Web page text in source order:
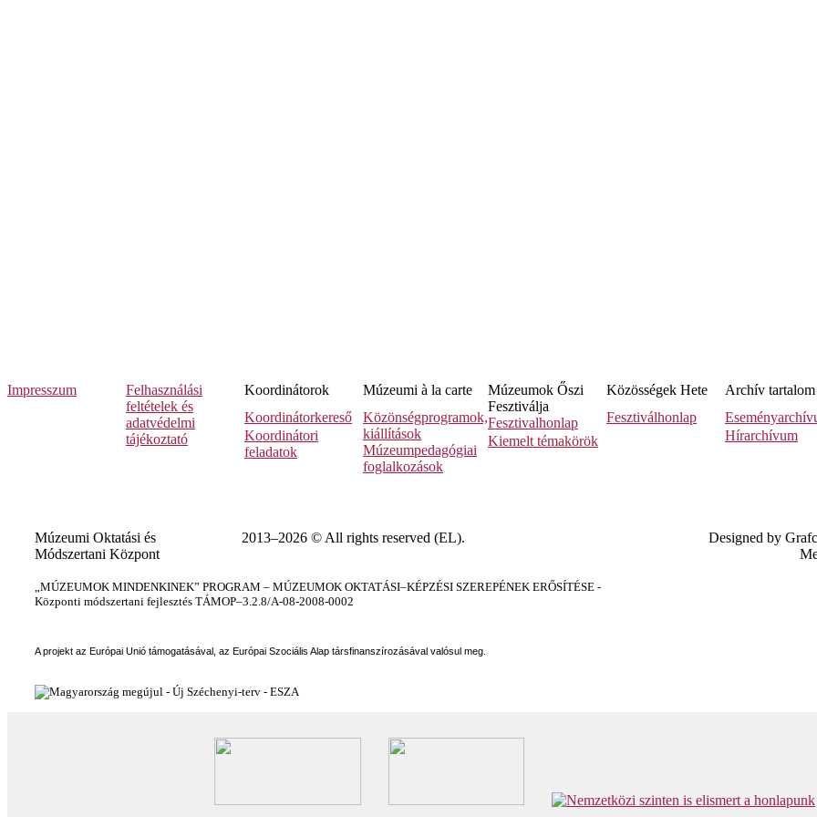
Impresszum
Felhasználási
feltételek és
adatvédelmi
tájékoztató
Koordinátorok
Koordinátorkereső
Koordinátori
feladatok
Múzeumi à la carte
Közönségprogramok,
kiállítások
Múzeumpedagógiai
foglalkozások
Múzeumok Őszi
Fesztiválja
Fesztivalhonlap
Kiemelt témakörök
Közösségek Hete
Fesztiválhonlap
Archív tartalom
Hírarchívum
Múzeumi Oktatási és
Módszertani Központ
2013–2026 © All rights reserved (EL).
Designed by
„MÚZEUMOK MINDENKINEK” PROGRAM – MÚZEUMOK OKTATÁSI–KÉPZÉSI SZEREPÉNEK ERŐSÍTÉSE -
Központi módszertani fejlesztés TÁMOP–3.2.8/A-08-2008-0002
A projekt az Európai Unió támogatásával, az Európai Szociális Alap társfinanszírozásával valósul meg.